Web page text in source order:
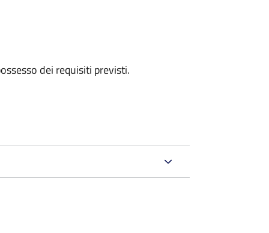
dei requisiti previsti.